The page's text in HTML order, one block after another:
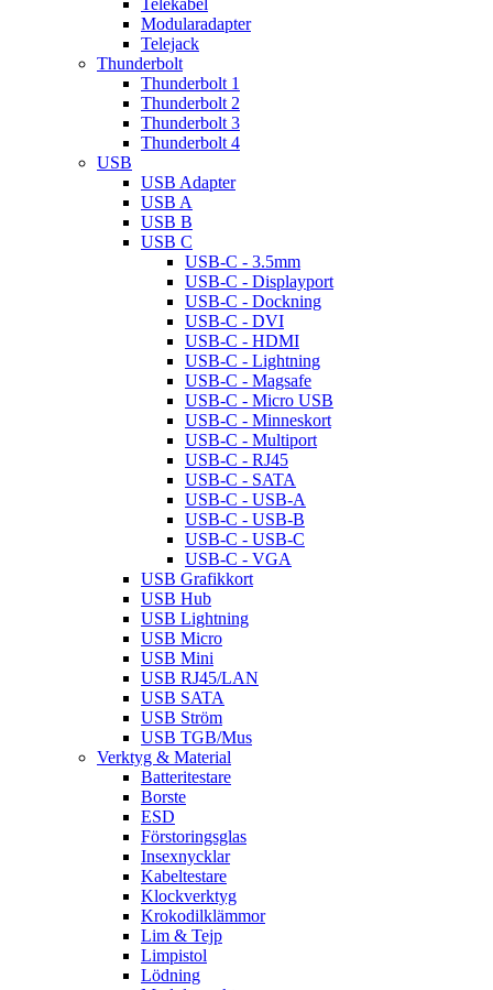
Telekabel
Modularadapter
Telejack
Thunderbolt
Thunderbolt 1
Thunderbolt 2
Thunderbolt 3
Thunderbolt 4
USB
USB Adapter
USB A
USB B
USB C
USB-C - 3.5mm
USB-C - Displayport
USB-C - Dockning
USB-C - DVI
USB-C - HDMI
USB-C - Lightning
USB-C - Magsafe
USB-C - Micro USB
USB-C - Minneskort
USB-C - Multiport
USB-C - RJ45
USB-C - SATA
USB-C - USB-A
USB-C - USB-B
USB-C - USB-C
USB-C - VGA
USB Grafikkort
USB Hub
USB Lightning
USB Micro
USB Mini
USB RJ45/LAN
USB SATA
USB Ström
USB TGB/Mus
Verktyg & Material
Batteritestare
Borste
ESD
Förstoringsglas
Insexnycklar
Kabeltestare
Klockverktyg
Krokodilklämmor
Lim & Tejp
Limpistol
Lödning